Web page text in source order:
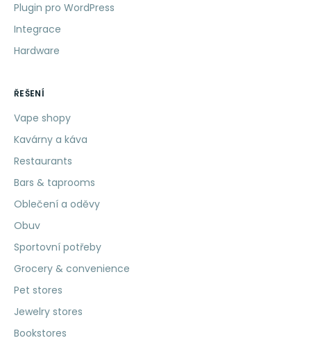
Plugin pro WordPress
Integrace
Hardware
ŘEŠENÍ
Vape shopy
Kavárny a káva
Restaurants
Bars & taprooms
Oblečení a oděvy
Obuv
Sportovní potřeby
Grocery & convenience
Pet stores
Jewelry stores
Bookstores